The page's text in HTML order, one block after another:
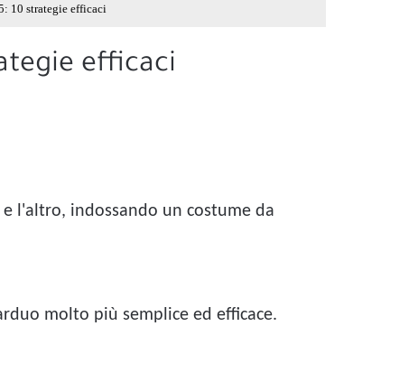
10 strategie efficaci
efficaci
l'altro, indossando un costume da
molto più semplice ed efficace.